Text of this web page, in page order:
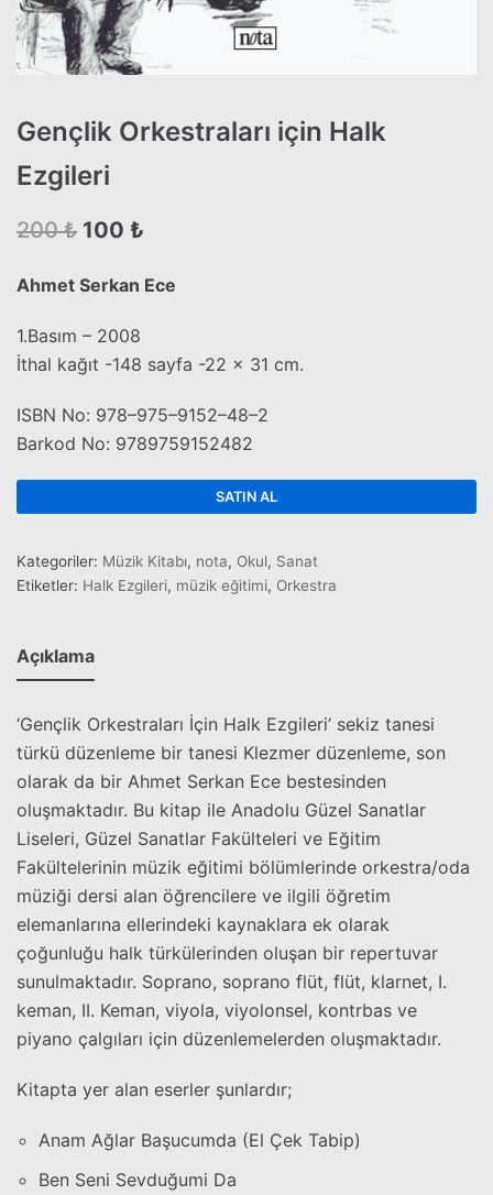
Gençlik Orkestraları için Halk
Ezgileri
200₺ 100 ₺
Ahmet Serkan Ece
1.Basım – 2008
İthal kağıt -148 sayfa -22 x 31 cm.
ISBN No: 978–975–9152–48–2
Barkod No: 9789759152482
SATIN AL
Kategoriler: Müzik Kitabı, nota, Okul, Sanat
Etiketler: Halk Ezgileri, müzik eğitimi, Orkestra
Açıklama
‘Gençlik Orkestraları İçin Halk Ezgileri’ sekiz tanesi
türkü düzenleme bir tanesi Klezmer düzenleme, son
olarak da bir Ahmet Serkan Ece bestesinden
oluşmaktadır. Bu kitap ile Anadolu Güzel Sanatlar
Liseleri, Güzel Sanatlar Fakülteleri ve Eğitim
Fakültelerinin müzik eğitimi bölümlerinde orkestra/oda
müziği dersi alan öğrencilere ve ilgili öğretim
elemanlarına ellerindeki kaynaklara ek olarak
çoğunluğu halk türkülerinden oluşan bir repertuvar
sunulmaktadır. Soprano, soprano flüt, flüt, klarnet, I.
keman, II. Keman, viyola, viyolonsel, kontrbas ve
piyano çalgıları için düzenlemelerden oluşmaktadır.
Kitapta yer alan eserler şunlardır;
Anam Ağlar Başucumda (El Çek Tabip)
Ben Seni Sevduğumi Da